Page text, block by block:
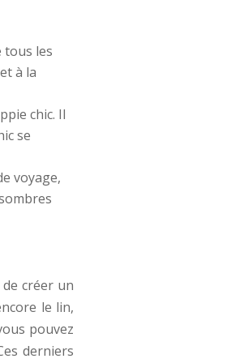
tous les
à la
chic. Il
se
voyage,
créer un
le lin,
pouvez
derniers